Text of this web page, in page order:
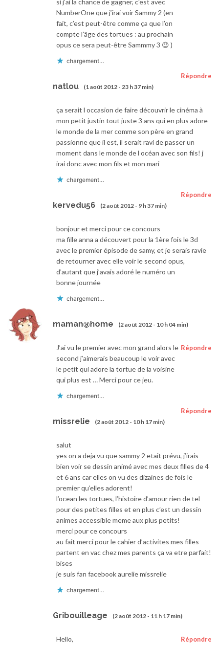
NumberOne que j’irai voir Sammy 2 (en
fait, c’est peut-être comme ça que l’on
compte l’âge des tortues : au prochain
opus ce sera peut-être Sammmy 3 😉 )
chargement…
natlou (1 août 2012 - 23 h 37 min)
Répondre
ça serait l occasion de faire découvrir le cinéma à
mon petit justin tout juste 3 ans qui en plus adore
le monde de la mer comme son père en grand
passionne que il est, il serait ravi de passer un
moment dans le monde de l océan avec son fils! j
irai donc avec mon fils et mon mari
chargement…
kervedu56 (2 août 2012 - 9 h 37 min)
Répondre
bonjour et merci pour ce concours
ma fille anna a découvert pour la 1ère fois le 3d
avec le premier épisode de samy, et je serais ravie
de retourner avec elle voir le second opus,
d’autant que j’avais adoré le numéro un
bonne journée
chargement…
maman@home (2 août 2012 - 10 h 04 min)
Répondre
J’ai vu le premier avec mon grand alors le
second j’aimerais beaucoup le voir avec
le petit qui adore la tortue de la voisine
qui plus est … Merci pour ce jeu.
chargement…
missrelie (2 août 2012 - 10 h 17 min)
Répondre
salut
yes on a deja vu que sammy 2 etait prévu, j’irais
bien voir se dessin animé avec mes deux filles de 4
et 6 ans car elles on vu des dizaines de fois le
premier qu’elles adorent!
l’ocean les tortues, l’histoire d’amour rien de tel
pour des petites filles et en plus c’est un dessin
animes accessible meme aux plus petits!
merci pour ce concours
au fait merci pour le cahier d’activites mes filles
partent en vac chez mes parents ça va etre parfait!
bises
je suis fan facebook aurelie missrelie
chargement…
Gribouilleage (2 août 2012 - 11 h 17 min)
Répondre
Hello,